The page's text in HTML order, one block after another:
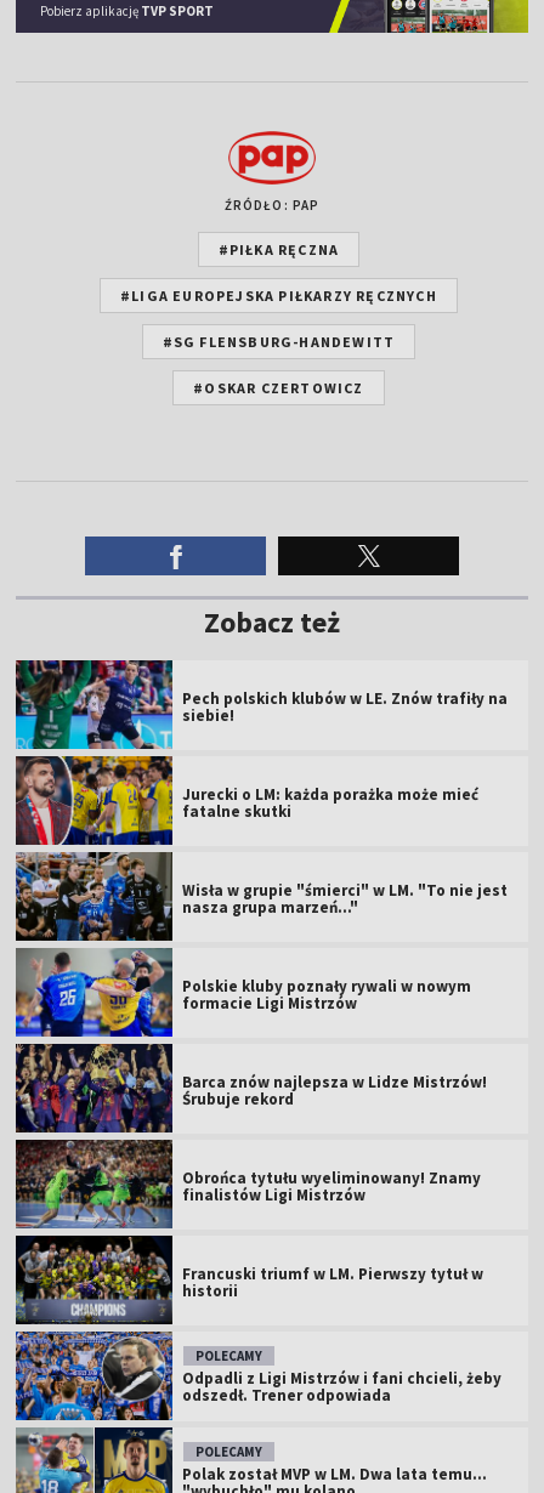
Pobierz aplikację TVP SPORT
ŹRÓDŁO: PAP
#PIŁKA RĘCZNA
#LIGA EUROPEJSKA PIŁKARZY RĘCZNYCH
#SG FLENSBURG-HANDEWITT
#OSKAR CZERTOWICZ
Zobacz też
Pech polskich klubów w LE. Znów trafiły na
siebie!
Jurecki o LM: każda porażka może mieć
fatalne skutki
Wisła w grupie "śmierci" w LM. "To nie jest
nasza grupa marzeń..."
Polskie kluby poznały rywali w nowym
formacie Ligi Mistrzów
Barca znów najlepsza w Lidze Mistrzów!
Śrubuje rekord
Obrońca tytułu wyeliminowany! Znamy
finalistów Ligi Mistrzów
Francuski triumf w LM. Pierwszy tytuł w
historii
POLECAMY
Odpadli z Ligi Mistrzów i fani chcieli, żeby
odszedł. Trener odpowiada
POLECAMY
Polak został MVP w LM. Dwa lata temu...